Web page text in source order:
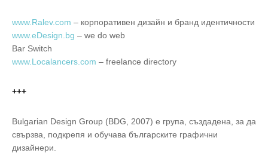
www.Ralev.com – корпоративен дизайн и бранд идентичности
www.eDesign.bg – we do web
Bar Switch
www.Localancers.com – freelance directory
+++
Bulgarian Design Group (BDG, 2007) е група, създадена, за да
свързва, подкрепя и обучава българските графични
дизайнери.